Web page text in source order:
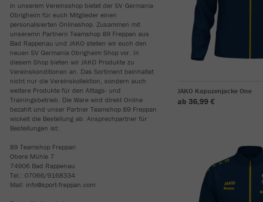
in unserem Vereinsshop bietet der SV Germania
Obrigheim für euch Mitglieder einen
personalisierten Onlineshop. Zusammen mit
unseremn Partnern Teamshop 89 Freppan aus
Bad Rappenau und JAKO stellen wir euch den
neuen SV Germania Obrigheim Shop vor. In
diesem Shop bieten wir JAKO Produkte zu
Vereinskonditionen an. Das Sortiment beinhaltet
nicht nur die Vereinskollektion, sondern auch
weitere Produkte für den Alltags- und
Trainingsbetrieb. Die Ware wird direkt Online
bezahlt und unser Partner Teamshop 89 Freppan
wickelt die Bestellung ab. Ansprechpartner für
Bestellungen ist:
89 Teamshop Freppan
Obere Mühle 7
74906 Bad Rappenau
Tel.: 07066/9168334
Mail: info@sport-freppan.com
JAKO Kapuzenjacke One
ab 36,99 €